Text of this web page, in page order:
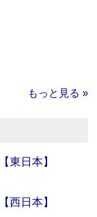
もっと見る »
日本】
日本】